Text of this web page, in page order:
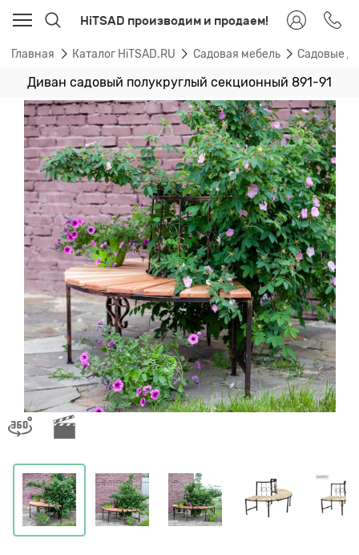
HiTSAD производим и продаем!
Главная Каталог HiTSAD.RU Садовая мебель Садовые
Диван садовый полукруглый секционный 891-91